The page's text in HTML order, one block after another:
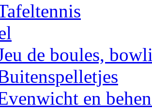
de boules,
en